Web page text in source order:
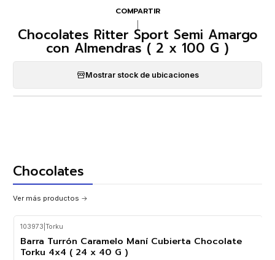
COMPARTIR
Chocolates Ritter Sport Semi Amargo
con Almendras ( 2 x 100 G )
Mostrar stock de ubicaciones
Chocolates
Ver más productos
103973 Torku
Barra Turrón Caramelo Maní Cubierta Chocolate
Torku 4x4 ( 24 x 40 G )